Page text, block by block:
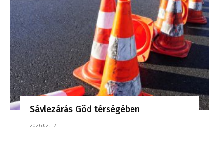
Sávlezárás Göd térségében
2026.02.17.